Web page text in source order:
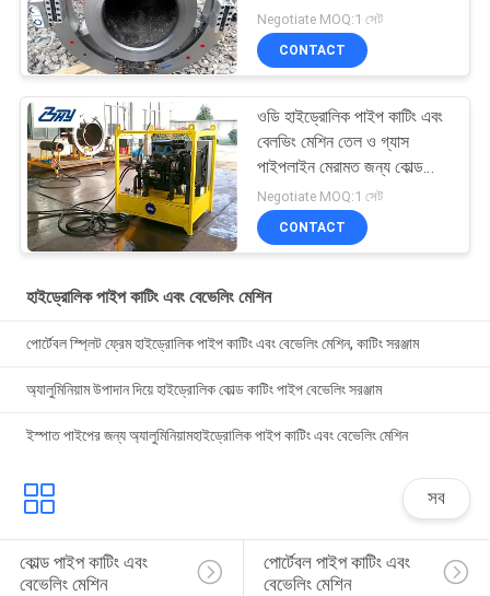
বেভেলার
Negotiate MOQ:1 সেট
CONTACT
ওডি হাইড্রোলিক পাইপ কাটিং এবং
বেলভিং মেশিন তেল ও গ্যাস
পাইপলাইন মেরামত জন্য কোল্ড
কাটিং মাউন্ট করা
Negotiate MOQ:1 সেট
CONTACT
হাইড্রোলিক পাইপ কাটিং এবং বেভেলিং মেশিন
পোর্টেবল স্প্লিট ফ্রেম হাইড্রোলিক পাইপ কাটিং এবং বেভেলিং মেশিন, কাটিং সরঞ্জাম
অ্যালুমিনিয়াম উপাদান দিয়ে হাইড্রোলিক কোল্ড কাটিং পাইপ বেভেলিং সরঞ্জাম
ইস্পাত পাইপের জন্য অ্যালুমিনিয়ামহাইড্রোলিক পাইপ কাটিং এবং বেভেলিং মেশিন
সব
কোল্ড পাইপ কাটিং এবং
বেভেলিং মেশিন
পোর্টেবল পাইপ কাটিং এবং
বেভেলিং মেশিন